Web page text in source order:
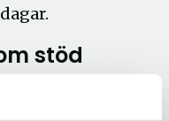
stöd